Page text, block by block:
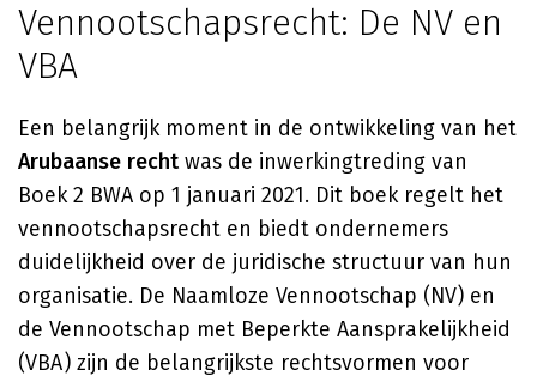
Vennootschapsrecht: De NV en
VBA
Een belangrijk moment in de ontwikkeling van het
Arubaanse recht was de inwerkingtreding van
Boek 2 BWA op 1 januari 2021. Dit boek regelt het
vennootschapsrecht en biedt ondernemers
duidelijkheid over de juridische structuur van hun
organisatie. De Naamloze Vennootschap (NV) en
de Vennootschap met Beperkte Aansprakelijkheid
(VBA) zijn de belangrijkste rechtsvormen voor